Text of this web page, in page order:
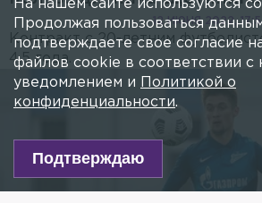
12 ИЮНЯ 2022,
Контракт с 20-летним
4,5 года.
На нашем сайте используются
Продолжая пользоваться
подтверждаете свое согласие
файлов cookie в соответствии с
уведомлением и
Политикой о
конфиденциальности.
Подтверждаю